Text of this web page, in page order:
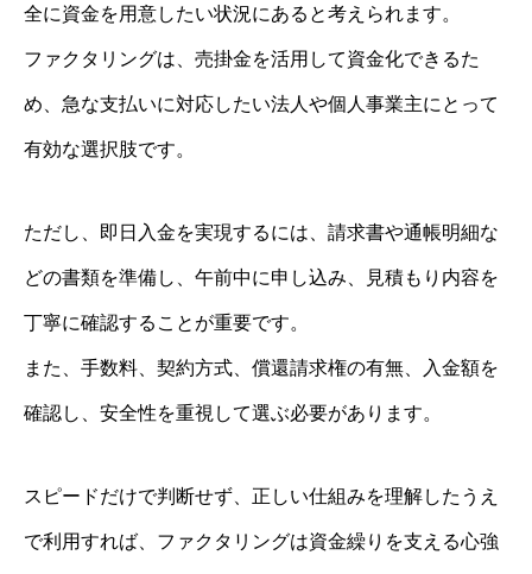
全に資金を用意したい状況にあると考えられます。
ファクタリングは、売掛金を活用して資金化できるた
め、急な支払いに対応したい法人や個人事業主にとって
有効な選択肢です。
ただし、即日入金を実現するには、請求書や通帳明細な
どの書類を準備し、午前中に申し込み、見積もり内容を
丁寧に確認することが重要です。
また、手数料、契約方式、償還請求権の有無、入金額を
確認し、安全性を重視して選ぶ必要があります。
スピードだけで判断せず、正しい仕組みを理解したうえ
で利用すれば、ファクタリングは資金繰りを支える心強